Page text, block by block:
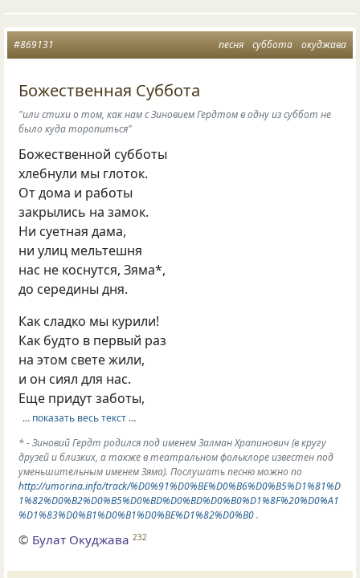
песня суббота окуджава
#869131
Божественная Суббота
"или стихи о том, как нам с Зиновием Гердтом в одну из суббот не
было куда торопиться"
Божественной субботы
хлебнули мы глоток.
От дома и работы
закрылись на замок.
Ни суетная дама,
ни улиц мельтешня
нас не коснутся, Зяма*,
до середины дня.
Как сладко мы курили!
Как будто в первый раз
на этом свете жили,
и он сиял для нас.
Еще придут заботы,
… показать весь текст …
* - Зиновий Гердт родился под именем Залман Храпинович (в кругу
друзей и близких, а также в театральном фольклоре известен под
уменьшительным именем Зяма). Послушать песню можно по
http://umorina.info/track/%D0%91%D0%BE%D0%B6%D0%B5%D1%81%D
1%82%D0%B2%D0%B5%D0%BD%D0%BD%D0%B0%D1%8F%20%D0%A1
%D1%83%D0%B1%D0%B1%D0%BE%D1%82%D0%B0.
© Булат Окуджава 232